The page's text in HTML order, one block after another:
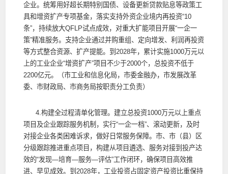
企业。统筹用好超长期特别国债、设备更新贷款贴息等政策工
具和增资扩产专项基金，落实支持外资企业境内再投资“10
条”，持续放大QFLP试点成效，对重大扩能项目开展“一企一
策”精准服务。支持企业通过并购重组、定向增发、利润再投资
等方式整合资源、扩产提能。到2028年，累计实施1000万元以
上的工业企业“增资扩产”项目不少于2000个，总投资不低于
2200亿元。（市工业和信息化局，市委金融办，市发展改革
委、市财政局、市商务局按职责分工负责）
4.构建全过程清单化管理。建立总投资1000万元以上重点
项目及企业跟踪服务机制，实行“一企一档”、滚动更新，及时
对接企业各类困难诉求，做好日常服务保障。市、市（县）区
分级跟踪推进重点项目，构建从项目遴选、服务对接到投产达
效的“发现—培育—服务—评估”工作闭环，确保项目高效推
进、早见成效。到2028年，工业投资占固定资产投资比重保持